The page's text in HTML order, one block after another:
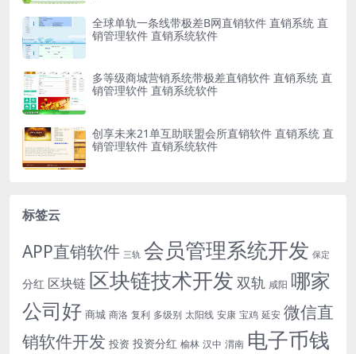
全球单轨一条线带极差B网直销软件 直销系统 直
销管理软件 直销系统软件
多等级商城营销系统带极差直销软件 直销系统 直
销管理软件 直销系统软件
创享未来21单互助联盟会所直销软件 直销系统 直
销管理软件 直销系统软件
标签云
APP直销软件 三轨 会员管理系统开发 保定
分红 区块链 区块链技术开发 双轨 咸阳 哪家
公司好 商城 商洛 复利 多级别 太阳线 安康 宝鸡 延安 微信直
销软件开发 投资 投资分红 榆林 汉中 渭南 电子币钱